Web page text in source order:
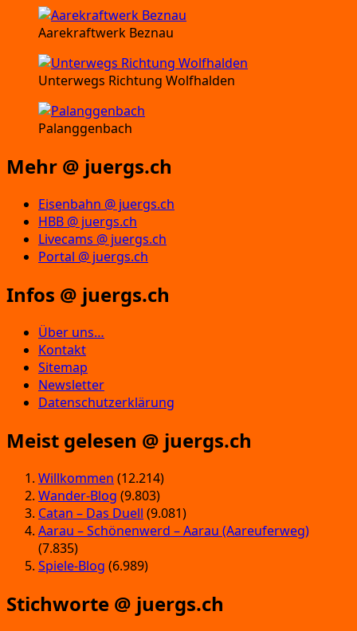
Aarekraftwerk Beznau
Unterwegs Richtung Wolfhalden
Palanggenbach
Mehr @ juergs.ch
Eisenbahn @ juergs.ch
HBB @ juergs.ch
Livecams @ juergs.ch
Portal @ juergs.ch
Infos @ juergs.ch
Über uns…
Kontakt
Sitemap
Newsletter
Datenschutzerklärung
Meist gelesen @ juergs.ch
Willkommen (12.214)
Wander-Blog (9.803)
Catan – Das Duell (9.081)
Aarau – Schönenwerd – Aarau (Aareuferweg)
(7.835)
Spiele-Blog (6.989)
Stichworte @ juergs.ch